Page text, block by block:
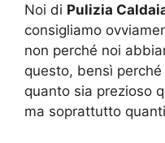
Noi di Pulizia
consigliamo
non perché noi
questo, bensì
quanto sia prezioso
ma soprattutto